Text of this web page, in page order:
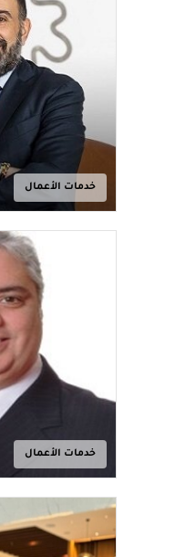
خدمات الأعمال
خدمات الأعمال